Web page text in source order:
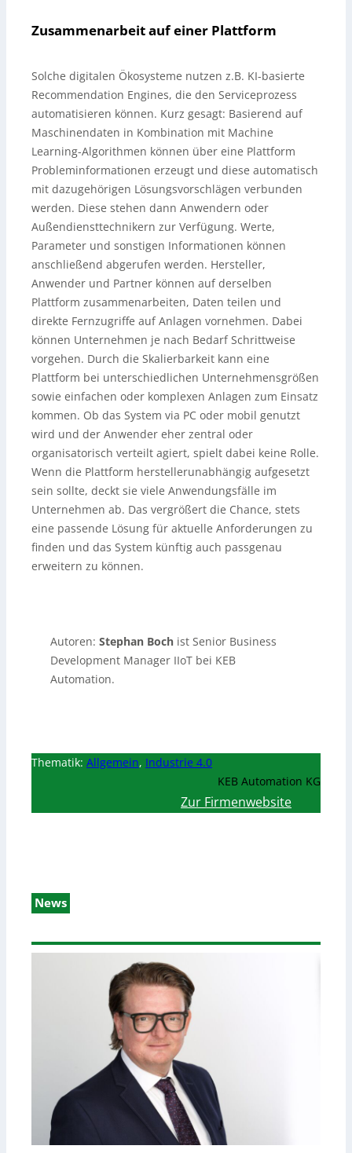
Zusammenarbeit auf einer Plattform
Solche digitalen Ökosysteme nutzen z.B. KI-basierte
Recommendation Engines, die den Serviceprozess
automatisieren können. Kurz gesagt: Basierend auf
Maschinendaten in Kombination mit Machine
Learning-Algorithmen können über eine Plattform
Probleminformationen erzeugt und diese automatisch
mit dazugehörigen Lösungsvorschlägen verbunden
werden. Diese stehen dann Anwendern oder
Außendiensttechnikern zur Verfügung. Werte,
Parameter und sonstigen Informationen können
anschließend abgerufen werden. Hersteller,
Anwender und Partner können auf derselben
Plattform zusammenarbeiten, Daten teilen und
direkte Fernzugriffe auf Anlagen vornehmen. Dabei
können Unternehmen je nach Bedarf Schrittweise
vorgehen. Durch die Skalierbarkeit kann eine
Plattform bei unterschiedlichen Unternehmensgrößen
sowie einfachen oder komplexen Anlagen zum Einsatz
kommen. Ob das System via PC oder mobil genutzt
wird und der Anwender eher zentral oder
organisatorisch verteilt agiert, spielt dabei keine Rolle.
Wenn die Plattform herstellerunabhängig aufgesetzt
sein sollte, deckt sie viele Anwendungsfälle im
Unternehmen ab. Das vergrößert die Chance, stets
eine passende Lösung für aktuelle Anforderungen zu
finden und das System künftig auch passgenau
erweitern zu können.
Autoren: Stephan Boch ist Senior Business
Development Manager IIoT bei KEB
Automation.
Thematik: Allgemein, Industrie 4.0
KEB Automation KG
Zur Firmenwebsite
News